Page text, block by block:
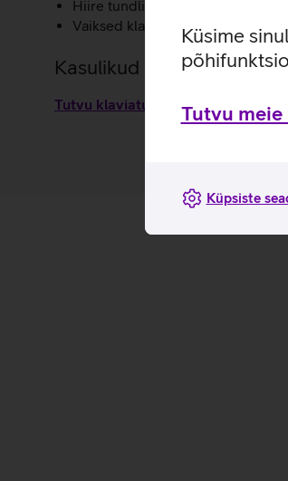
Küsime
Tutvu
Küpsiste
Hiire tundlikkus on 3‑astmeliselt
Vaiksed klahvid ning eraldi
Kasulikud lingid
Tutvu klaviatuurikomplekti